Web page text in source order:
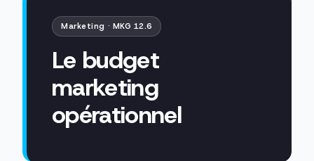
Marketing · MKG 12.6
Le budget
marketing
opérationnel